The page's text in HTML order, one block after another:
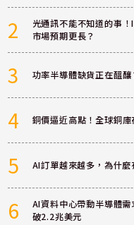
2
光通訊不能不知道的事
市場預期更長？
3 功率半導體缺貨正在醞
4 銅價逼近高點！全球銅
5 AI訂單越來越多，為什
6
AI資料中心帶動半導體
破2.2兆美元